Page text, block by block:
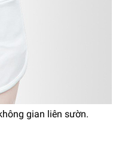
gian liên sườn.